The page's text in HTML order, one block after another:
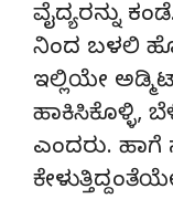
ವೈದ್ಯರನ್ನು
ನಿಂದ ಬಳಲಿ
ಇಲ್ಲಿಯೇ
ಹಾಕಿಸಿಕೊಳ್ಳಿ,
ಎಂದರು. ಹಾಗೆ